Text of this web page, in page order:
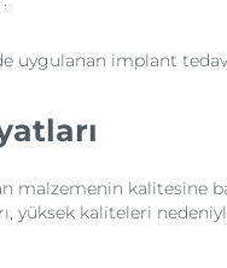
uygulanan implant
malzemenin kalitesine
yüksek kaliteleri